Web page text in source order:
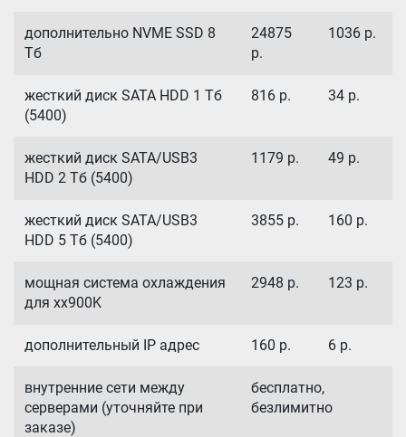
дополнительно NVME SSD 8
Тб
24875
р.
1036 р.
жесткий диск SATA HDD 1 Тб
(5400)
816 р. 34 р.
жесткий диск SATA/USB3
HDD 2 Тб (5400)
1179 р. 49 р.
жесткий диск SATA/USB3
HDD 5 Тб (5400)
3855 р. 160 р.
мощная система охлаждения
для xx900K
2948 р. 123 р.
дополнительный IP адрес 160 р. 6 р.
внутренние сети между
серверами (уточняйте при
заказе)
бесплатно,
безлимитно